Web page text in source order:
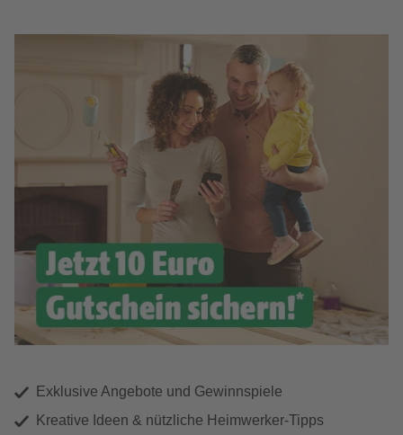
Exklusive Angebote und Gewinnspiele
Kreative Ideen & nützliche Heimwerker-Tipps